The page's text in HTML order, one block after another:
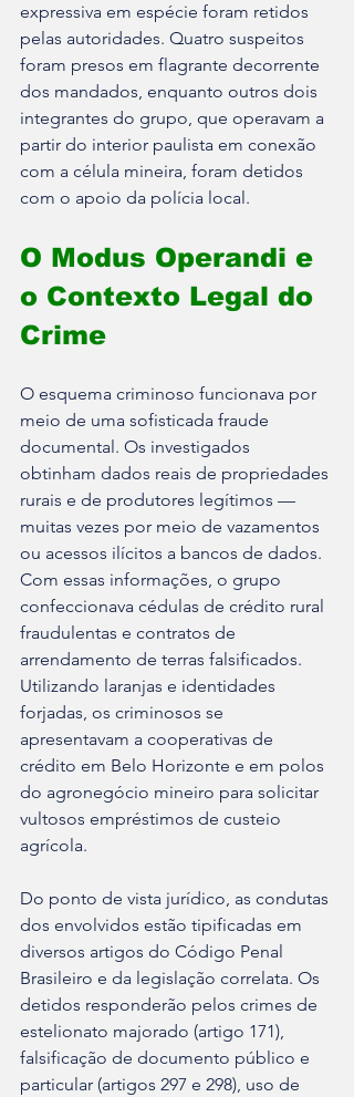
expressiva em espécie foram retidos
pelas autoridades. Quatro suspeitos
foram presos em flagrante decorrente
dos mandados, enquanto outros dois
integrantes do grupo, que operavam a
partir do interior paulista em conexão
com a célula mineira, foram detidos
com o apoio da polícia local.
O Modus Operandi e
o Contexto Legal do
Crime
O esquema criminoso funcionava por
meio de uma sofisticada fraude
documental. Os investigados
obtinham dados reais de propriedades
rurais e de produtores legítimos —
muitas vezes por meio de vazamentos
ou acessos ilícitos a bancos de dados.
Com essas informações, o grupo
confeccionava cédulas de crédito rural
fraudulentas e contratos de
arrendamento de terras falsificados.
Utilizando laranjas e identidades
forjadas, os criminosos se
apresentavam a cooperativas de
crédito em Belo Horizonte e em polos
do agronegócio mineiro para solicitar
vultosos empréstimos de custeio
agrícola.
Do ponto de vista jurídico, as condutas
dos envolvidos estão tipificadas em
diversos artigos do Código Penal
Brasileiro e da legislação correlata. Os
detidos responderão pelos crimes de
estelionato majorado (artigo 171),
falsificação de documento público e
particular (artigos 297 e 298), uso de